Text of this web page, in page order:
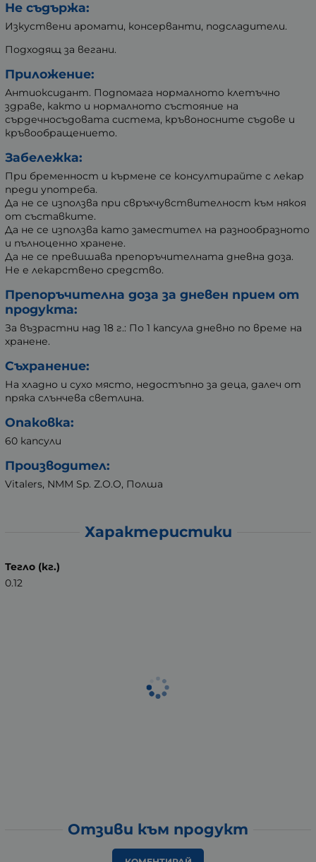
Не съдържа:
Изкуствени аромати, консерванти, подсладители.
Подходящ за вегани.
Приложение:
Антиоксидант. Подпомага нормалното клетъчно
здраве, както и нормалното състояние на
сърдечносъдовата система, кръвоносните съдове и
кръвообращението.
Забележка:
При бременност и кърмене се консултирайте с лекар
преди употреба.
Да не се използва при свръхчувствителност към някоя
от съставките.
Да не се използва като заместител на разнообразното
и пълноценно хранене.
Да не се превишава препоръчителната дневна доза.
Не е лекарствено средство.
Препоръчителна доза за дневен прием от
продукта:
За възрастни над 18 г.: По 1 капсула дневно по време на
хранене.
Съхранение:
На хладно и сухо място, недостъпно за деца, далеч от
пряка слънчева светлина.
Опаковка:
60 капсули
Производител:
Vitalers, NMM Sp. Z.O.O, Полша
Характеристики
Тегло (кг.)
0.12
Отзиви към продукт